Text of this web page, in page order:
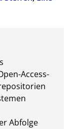
Access-
Abfolge